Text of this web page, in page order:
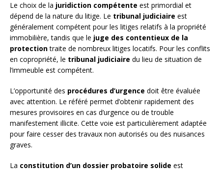
Le choix de la juridiction compétente est primordial et
dépend de la nature du litige. Le tribunal judiciaire est
généralement compétent pour les litiges relatifs à la propriété
immobilière, tandis que le juge des contentieux de la
protectiontraite de nombreux litiges locatifs. Pour les conflits
en copropriété, le tribunal judiciaire du lieu de situation de
l’immeuble est compétent.
L’opportunité des procédures d’urgence doit être évaluée
avec attention. Le référé permet d’obtenir rapidement des
mesures provisoires en cas d’urgence ou de trouble
manifestement illicite. Cette voie est particulièrement adaptée
pour faire cesser des travaux non autorisés ou des nuisances
graves.
La constitution d’un dossier probatoire solide est